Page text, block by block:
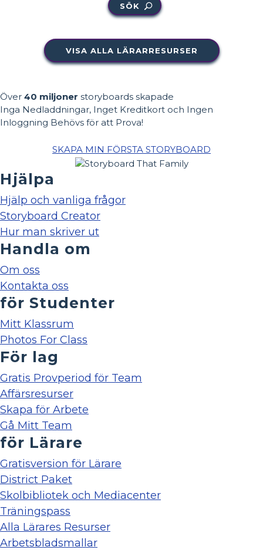
SÖK
VISA ALLA LÄRARRESURSER
Över 40 miljoner storyboards skapade
Inga Nedladdningar, Inget Kreditkort och Ingen
Inloggning Behövs för att Prova!
SKAPA MIN FÖRSTA STORYBOARD
Hjälpa
Hjälp och vanliga frågor
Storyboard Creator
Hur man skriver ut
Handla om
Om oss
Kontakta oss
för Studenter
Mitt Klassrum
Photos For Class
För lag
Gratis Provperiod för Team
Affärsresurser
Skapa för Arbete
Gå Mitt Team
för Lärare
Gratisversion för Lärare
District Paket
Skolbibliotek och Mediacenter
Träningspass
Alla Lärares Resurser
Arbetsbladsmallar